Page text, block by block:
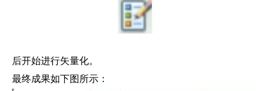
后开始进行矢量化。
最终成果如下图所示：